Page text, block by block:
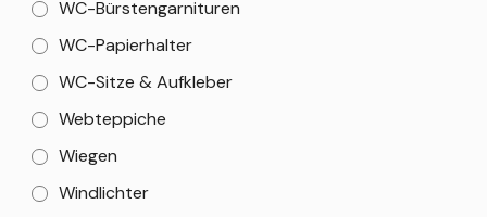
WC-Bürstengarnituren
WC-Papierhalter
WC-Sitze & Aufkleber
Webteppiche
Wiegen
Windlichter